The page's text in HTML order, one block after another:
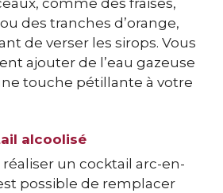
des tranches d’orange,
de verser les sirops. Vous
ajouter de l’eau gazeuse
touche pétillante à votre
alcoolisé
réaliser un cocktail arc-en-
possible de remplacer